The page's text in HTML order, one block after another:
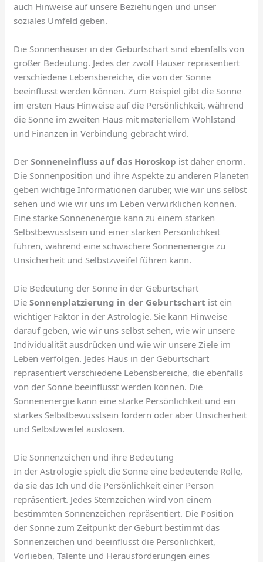
auch Hinweise auf unsere Beziehungen und unser
soziales Umfeld geben.
Die Sonnenhäuser in der Geburtschart sind ebenfalls von
großer Bedeutung. Jedes der zwölf Häuser repräsentiert
verschiedene Lebensbereiche, die von der Sonne
beeinflusst werden können. Zum Beispiel gibt die Sonne
im ersten Haus Hinweise auf die Persönlichkeit, während
die Sonne im zweiten Haus mit materiellem Wohlstand
und Finanzen in Verbindung gebracht wird.
DerSonneneinfluss auf das Horoskop ist daher enorm.
Die Sonnenposition und ihre Aspekte zu anderen Planeten
geben wichtige Informationen darüber, wie wir uns selbst
sehen und wie wir uns im Leben verwirklichen können.
Eine starke Sonnenenergie kann zu einem starken
Selbstbewusstsein und einer starken Persönlichkeit
führen, während eine schwächere Sonnenenergie zu
Unsicherheit und Selbstzweifel führen kann.
Die Bedeutung der Sonne in der Geburtschart
DieSonnenplatzierung in der Geburtschart ist ein
wichtiger Faktor in der Astrologie. Sie kann Hinweise
darauf geben, wie wir uns selbst sehen, wie wir unsere
Individualität ausdrücken und wie wir unsere Ziele im
Leben verfolgen. Jedes Haus in der Geburtschart
repräsentiert verschiedene Lebensbereiche, die ebenfalls
von der Sonne beeinflusst werden können. Die
Sonnenenergie kann eine starke Persönlichkeit und ein
starkes Selbstbewusstsein fördern oder aber Unsicherheit
und Selbstzweifel auslösen.
Die Sonnenzeichen und ihre Bedeutung
In der Astrologie spielt die Sonne eine bedeutende Rolle,
da sie das Ich und die Persönlichkeit einer Person
repräsentiert. Jedes Sternzeichen wird von einem
bestimmten Sonnenzeichen repräsentiert. Die Position
der Sonne zum Zeitpunkt der Geburt bestimmt das
Sonnenzeichen und beeinflusst die Persönlichkeit,
Vorlieben, Talente und Herausforderungen eines